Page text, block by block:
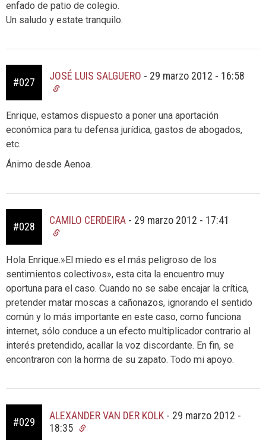
enfado de patio de colegio.
Un saludo y estate tranquilo.
#027
JOSÉ LUIS SALGUERO - 29 marzo 2012 - 16:58
Enrique, estamos dispuesto a poner una aportación
económica para tu defensa jurídica, gastos de abogados,
etc.
Ánimo desde Aenoa.
#028
CAMILO CERDEIRA - 29 marzo 2012 - 17:41
Hola Enrique.»El miedo es el más peligroso de los
sentimientos colectivos», esta cita la encuentro muy
oportuna para el caso. Cuando no se sabe encajar la crítica,
pretender matar moscas a cañonazos, ignorando el sentido
común y lo más importante en este caso, como funciona
internet, sólo conduce a un efecto multiplicador contrario al
interés pretendido, acallar la voz discordante. En fin, se
encontraron con la horma de su zapato. Todo mi apoyo.
#029
ALEXANDER VAN DER KOLK - 29 marzo 2012 -
18:35